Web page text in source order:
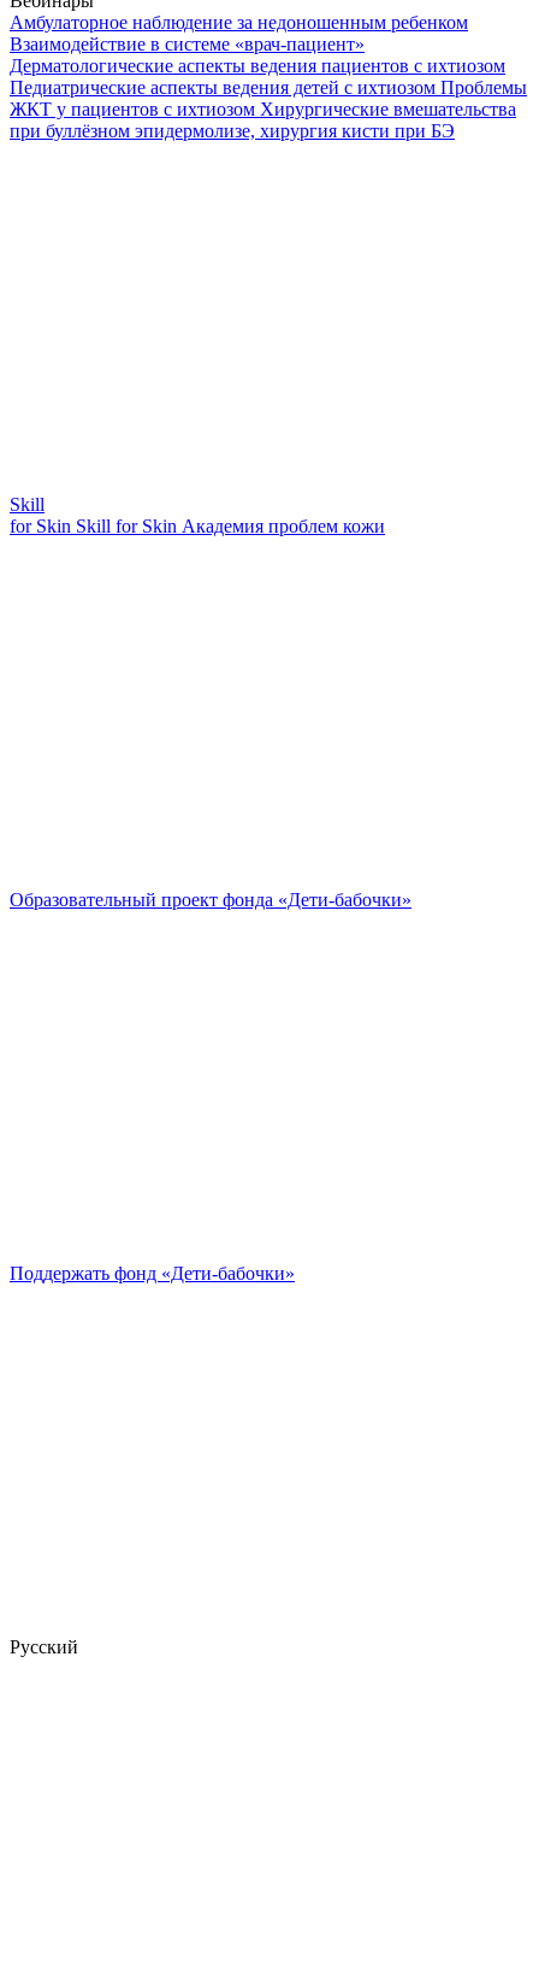
Амбулаторное наблюдение за недоношенным ребенком
Взаимодействие в системе «врач-пациент»
Дерматологические аспекты ведения пациентов с ихтиозом
Педиатрические аспекты ведения детей с ихтиозом Проблемы
ЖКТ у пациентов с ихтиозом Хирургические вмешательства
при буллёзном эпидермолизе, хирургия кисти при БЭ
Skill
for Skin Skill for Skin Академия проблем кожи
Образовательный проект фонда «Дети-бабочки»
Поддержать фонд «Дети-бабочки»
Русский